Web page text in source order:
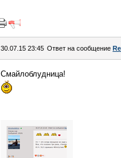
30.07.15 23:45 Ответ на сообщение
Смайлоблудница!